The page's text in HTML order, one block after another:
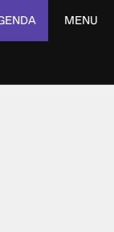
MENU